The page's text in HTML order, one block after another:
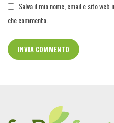
Salva il mio nome, email e sito
che commento.